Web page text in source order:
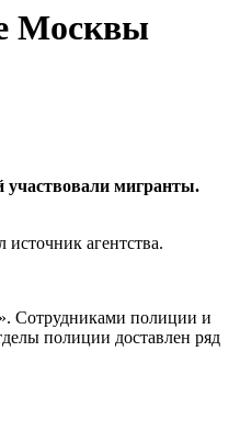
Москвы
участвовали мигранты.
агентства.
Сотрудниками полиции и
полиции доставлен ряд